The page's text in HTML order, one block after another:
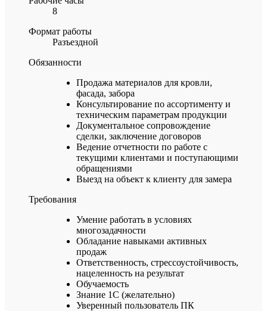
8
Формат работы
Разъездной
Обязанности
Продажа материалов для кровли,
фасада, забора
Консультирование по ассортименту и
техническим параметрам продукции
Документальное сопровождение
сделки, заключение договоров
Ведение отчетности по работе с
текущими клиентами и поступающими
обращениями
Выезд на объект к клиенту для замера
Требования
Умение работать в условиях
многозадачности
Обладание навыками активных
продаж
Ответственность, стрессоустойчивость,
нацеленность на результат
Обучаемость
Знание 1С (желательно)
Уверенный пользователь ПК